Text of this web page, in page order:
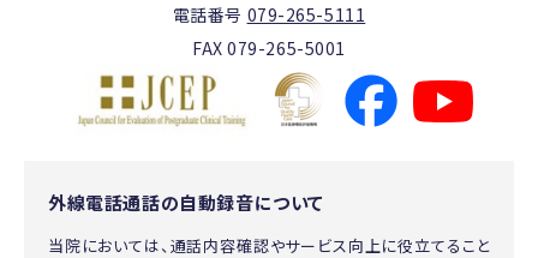
電話番号 079-265-5111
FAX 079-265-5001
外線電話通話の自動録音について
当院においては、通話内容確認やサービス向上に役立てること